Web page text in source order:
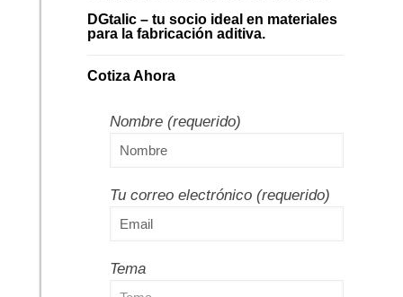
DGtalic – tu socio ideal en materiales
para la fabricación aditiva.
Cotiza Ahora
Nombre (requerido)
Tu correo electrónico (requerido)
Tema